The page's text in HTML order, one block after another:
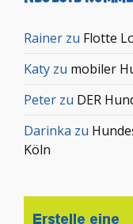
Rainer zu Flotte
Katy zu mobiler
Peter zu DER
Darinka zu
Köln